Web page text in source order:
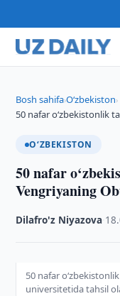
Bosh sahifa›O‘zbekiston›
50 nafar o‘zbekistonlik
O‘ZBEKISTON
50 nafar
Vengriyaning
Dilafro'z Niyazova
50 nafar
universitetida tahsil